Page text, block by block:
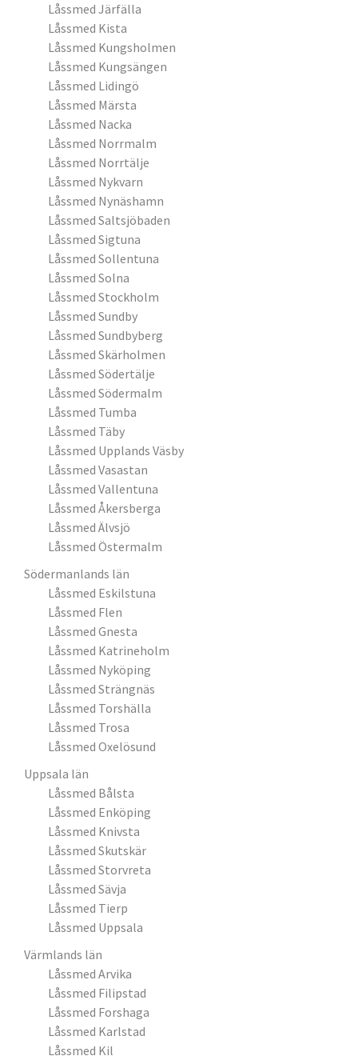
Låssmed Järfälla
Låssmed Kista
Låssmed Kungsholmen
Låssmed Kungsängen
Låssmed Lidingö
Låssmed Märsta
Låssmed Nacka
Låssmed Norrmalm
Låssmed Norrtälje
Låssmed Nykvarn
Låssmed Nynäshamn
Låssmed Saltsjöbaden
Låssmed Sigtuna
Låssmed Sollentuna
Låssmed Solna
Låssmed Stockholm
Låssmed Sundby
Låssmed Sundbyberg
Låssmed Skärholmen
Låssmed Södertälje
Låssmed Södermalm
Låssmed Tumba
Låssmed Täby
Låssmed Upplands Väsby
Låssmed Vasastan
Låssmed Vallentuna
Låssmed Åkersberga
Låssmed Älvsjö
Låssmed Östermalm
Södermanlands län
Låssmed Eskilstuna
Låssmed Flen
Låssmed Gnesta
Låssmed Katrineholm
Låssmed Nyköping
Låssmed Strängnäs
Låssmed Torshälla
Låssmed Trosa
Låssmed Oxelösund
Uppsala län
Låssmed Bålsta
Låssmed Enköping
Låssmed Knivsta
Låssmed Skutskär
Låssmed Storvreta
Låssmed Sävja
Låssmed Tierp
Låssmed Uppsala
Värmlands län
Låssmed Arvika
Låssmed Filipstad
Låssmed Forshaga
Låssmed Karlstad
Låssmed Kil